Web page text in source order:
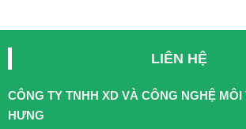
LIÊN HỆ
CÔNG TY TNHH XD VÀ CÔNG NGHỆ MÔI
HƯNG